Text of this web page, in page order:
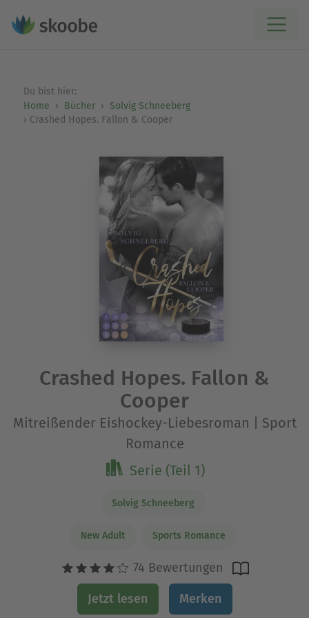
Du bist hier:
Home
Bücher
Solvig Schneeberg
Crashed Hopes. Fallon & Cooper
Crashed Hopes. Fallon &
Cooper
Mitreißender Eishockey-Liebesroman | Sport
Romance
Serie (Teil 1)
Solvig Schneeberg
New Adult Sports Romance
74 Bewertungen
Jetzt lesen Merken